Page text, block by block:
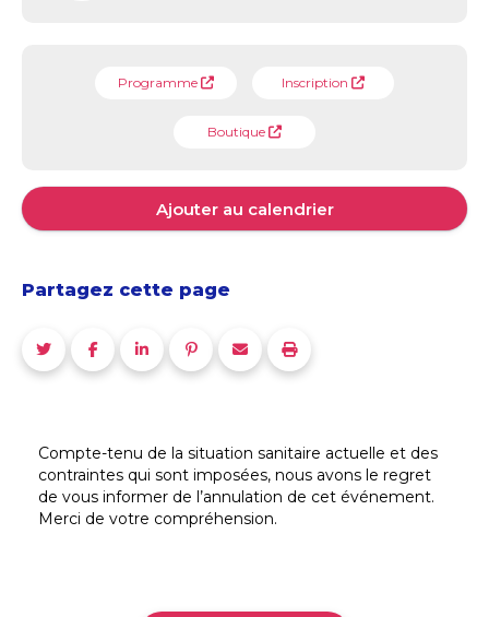
Programme Inscription
Boutique
Ajouter au calendrier
Partagez cette page
Compte-tenu de la situation sanitaire actuelle et des
contraintes qui sont imposées, nous avons le regret
de vous informer de l’annulation de cet événement.
Merci de votre compréhension.